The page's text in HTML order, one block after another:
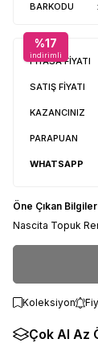
BARKODU
:
%17
indirimli
PİYASA FİYATI
SATIŞ FİYATI
KAZANCINIZ
PARAPUAN
WHATSAPP
Öne Çıkan Bilgiler
Nascita Topuk
Koleksiyon
Çok Al Az